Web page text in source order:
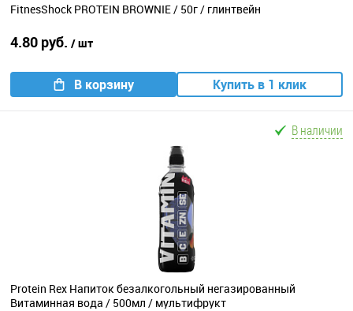
FitnesShock PROTEIN BROWNIE / 50г / глинтвейн
4.80 руб. / шт
В корзину Купить в 1 клик
В наличии
Protein Rex Напиток безалкогольный негазированный
Витаминная вода / 500мл / мультифрукт